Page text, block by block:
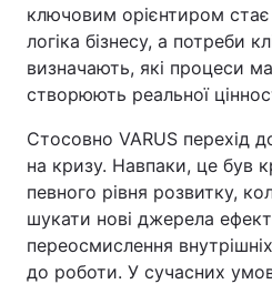
ключовим орієнтиром стає
логіка бізнесу, а потреби
визначають, які процеси
створюють реальної
Стосовно VARUS перехід
на кризу. Навпаки, це був
певного рівня розвитку,
шукати нові джерела
переосмислення
до роботи. У сучасних